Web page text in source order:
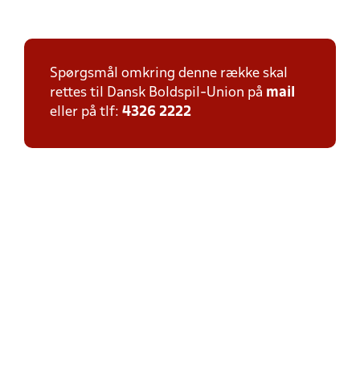
Spørgsmål omkring denne række skal
rettes til Dansk Boldspil-Union på mail
eller på tlf: 4326 2222